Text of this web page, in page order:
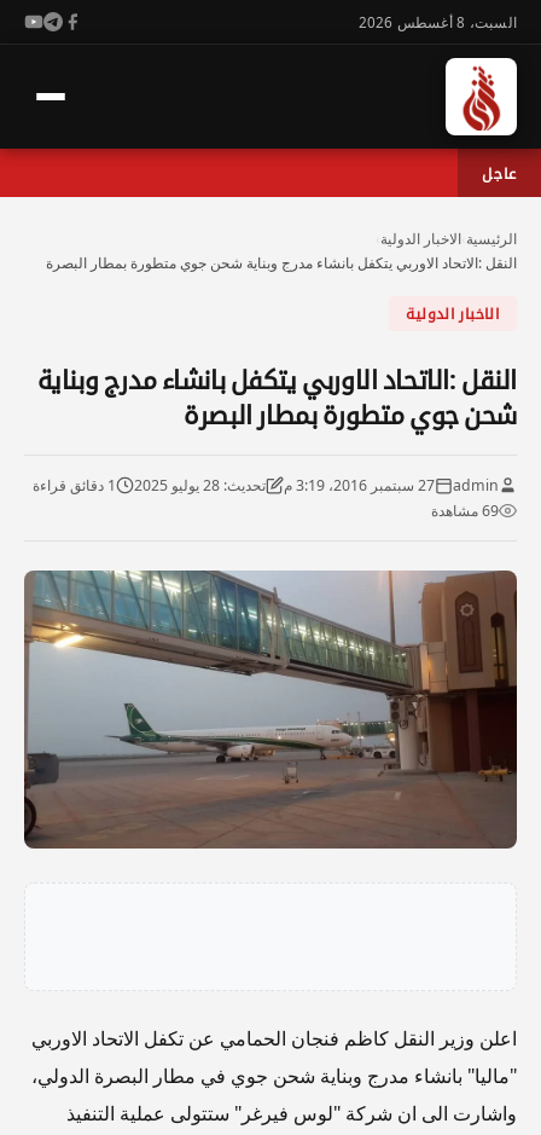
السبت، 8 أغسطس 2026
عاجل
الرئيسية الاخبار الدولية
النقل :الاتحاد الاوربي يتكفل بانشاء مدرج وبناية شحن جوي متطورة بمطار البصرة
الاخبار الدولية
النقل :الاتحاد الاوربي يتكفل بانشاء مدرج وبناية
شحن جوي متطورة بمطار البصرة
admin 27 سبتمبر 2016، 3:19 م تحديث: 28 يوليو 2025
1 دقائق قراءة
69 مشاهدة
اعلن وزير النقل كاظم فنجان الحمامي عن تكفل الاتحاد الاوربي
"ماليا" بانشاء مدرج وبناية شحن جوي في مطار البصرة الدولي،
واشارت الى ان شركة "لوس فيرغر" ستتولى عملية التنفيذ